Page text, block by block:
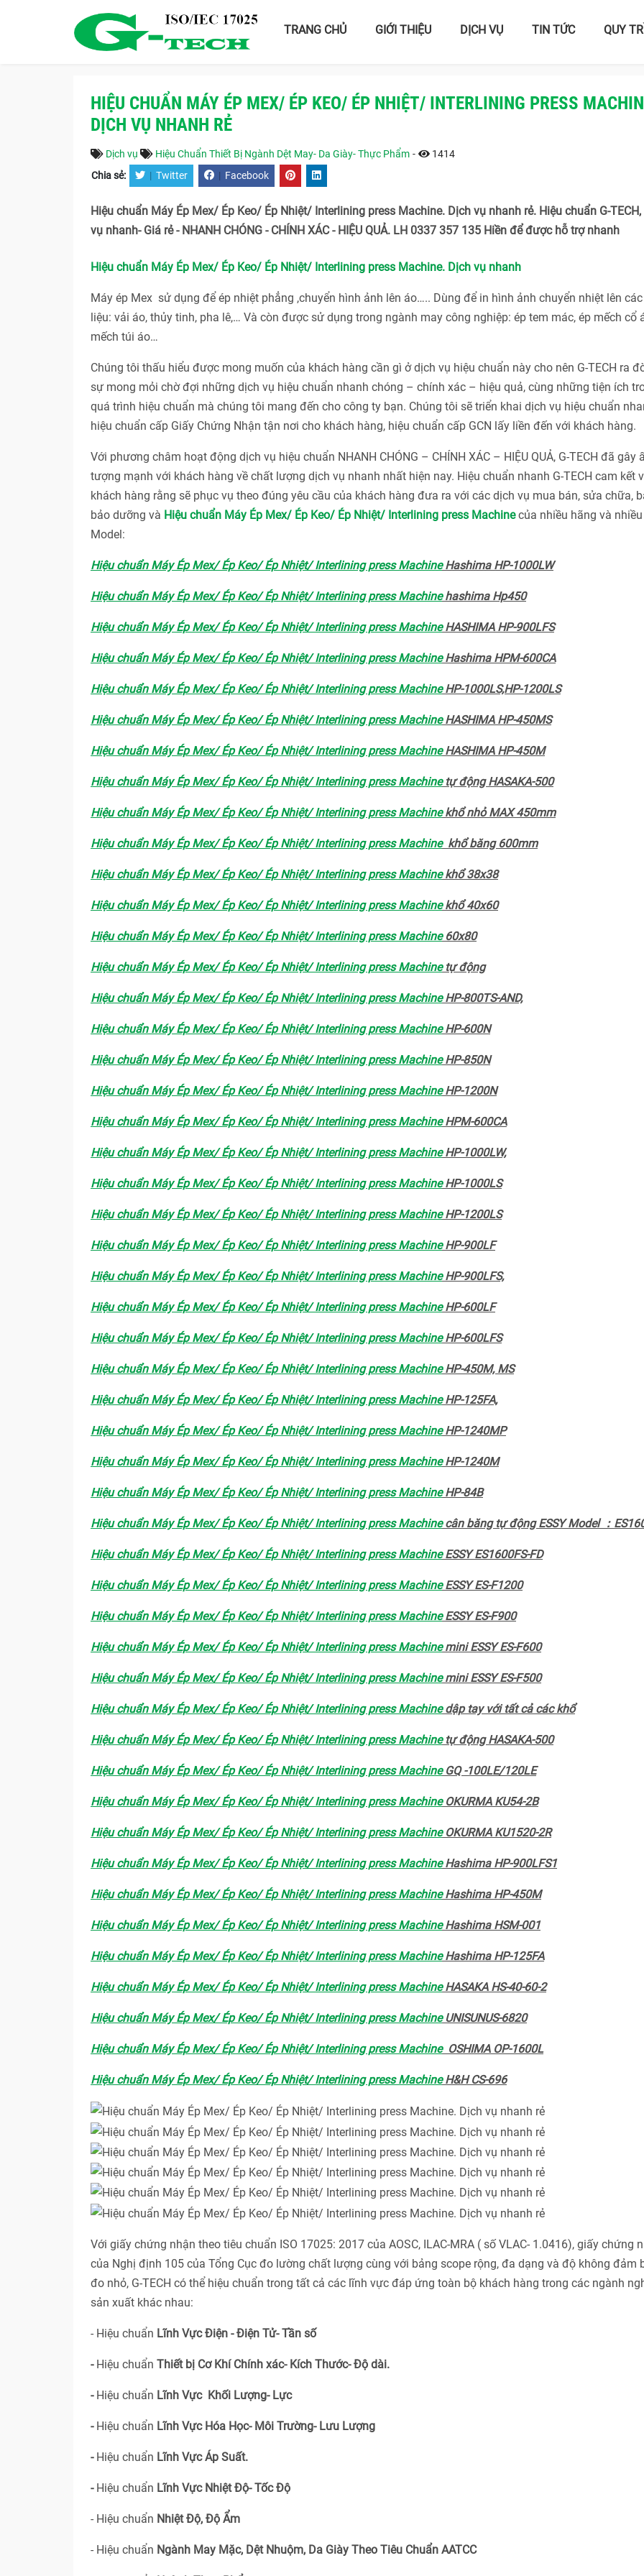
TRANG CHỦ GIỚI THIỆU DỊCH VỤ TIN TỨC QUY
HIỆU CHUẨN MÁY ÉP MEX/ ÉP KEO/ ÉP NHIỆT/ INTERLINING PRESS
DỊCH VỤ NHANH RẺ
Dịch vụ Hiệu Chuẩn Thiết Bị Ngành Dệt May- Da Giày- Thực Phẩm - 1414
Chia sẻ: | Twitter | Facebook
Hiệu chuẩn Máy Ép Mex/ Ép Keo/ Ép Nhiệt/ Interlining press Machine. Dịch vụ nhanh rẻ. Hiệu chuẩn G-
vụ nhanh- Giá rẻ - NHANH CHÓNG - CHÍNH XÁC - HIỆU QUẢ. LH 0337 357 135 Hiền để được hỗ trợ nhanh
Hiệu chuẩn Máy Ép Mex/ Ép Keo/ Ép Nhiệt/ Interlining press Machine. Dịch vụ nhanh
Máy ép Mex sử dụng để ép nhiệt phẳng ,chuyển hình ảnh lên áo….. Dùng để in hình ảnh chuyển nhiệt lên
liệu: vải áo, thủy tinh, pha lê,… Và còn được sử dụng trong ngành may công nghiệp: ép tem mác, ép mếch cổ
mếch túi áo…
Chúng tôi thấu hiểu được mong muốn của khách hàng cần gì ở dịch vụ hiệu chuẩn này cho nên G-TECH ra
sự mong mỏi chờ đợi những dịch vụ hiệu chuẩn nhanh chóng – chính xác – hiệu quả, cùng những tiện ích
quá trình hiệu chuẩn mà chúng tôi mang đến cho công ty bạn. Chúng tôi sẽ triển khai dịch vụ hiệu chuẩn
hiệu chuẩn cấp Giấy Chứng Nhận tận nơi cho khách hàng, hiệu chuẩn cấp GCN lấy liền đến với khách hàng.
Với phương châm hoạt động dịch vụ hiệu chuẩn NHANH CHÓNG – CHÍNH XÁC – HIỆU QUẢ, G-TECH đã gây
tượng mạnh với khách hàng về chất lượng dịch vụ nhanh nhất hiện nay. Hiệu chuẩn nhanh G-TECH cam kết
khách hàng rằng sẽ phục vụ theo đúng yêu cầu của khách hàng đưa ra với các dịch vụ mua bán, sửa chữa,
bảo dưỡng và Hiệu chuẩn Máy Ép Mex/ Ép Keo/ Ép Nhiệt/ Interlining press Machinecủa nhiều hãng và nhiều
Model:
Hiệu chuẩn Máy Ép Mex/ Ép Keo/ Ép Nhiệt/ Interlining press MachineHashima HP-1000LW
Hiệu chuẩn Máy Ép Mex/ Ép Keo/ Ép Nhiệt/ Interlining press Machinehashima Hp450
Hiệu chuẩn Máy Ép Mex/ Ép Keo/ Ép Nhiệt/ Interlining press MachineHASHIMA HP-900LFS
Hiệu chuẩn Máy Ép Mex/ Ép Keo/ Ép Nhiệt/ Interlining press MachineHashima HPM-600CA
Hiệu chuẩn Máy Ép Mex/ Ép Keo/ Ép Nhiệt/ Interlining press MachineHP-1000LS,HP-1200LS
Hiệu chuẩn Máy Ép Mex/ Ép Keo/ Ép Nhiệt/ Interlining press MachineHASHIMA HP-450MS
Hiệu chuẩn Máy Ép Mex/ Ép Keo/ Ép Nhiệt/ Interlining press MachineHASHIMA HP-450M
Hiệu chuẩn Máy Ép Mex/ Ép Keo/ Ép Nhiệt/ Interlining press Machinetự động HASAKA-500
Hiệu chuẩn Máy Ép Mex/ Ép Keo/ Ép Nhiệt/ Interlining press Machinekhổ nhỏ MAX 450mm
Hiệu chuẩn Máy Ép Mex/ Ép Keo/ Ép Nhiệt/ Interlining press Machinekhổ băng 600mm
Hiệu chuẩn Máy Ép Mex/ Ép Keo/ Ép Nhiệt/ Interlining press Machinekhổ 38x38
Hiệu chuẩn Máy Ép Mex/ Ép Keo/ Ép Nhiệt/ Interlining press Machinekhổ 40x60
Hiệu chuẩn Máy Ép Mex/ Ép Keo/ Ép Nhiệt/ Interlining press Machine60x80
Hiệu chuẩn Máy Ép Mex/ Ép Keo/ Ép Nhiệt/ Interlining press Machinetự động
Hiệu chuẩn Máy Ép Mex/ Ép Keo/ Ép Nhiệt/ Interlining press MachineHP-800TS-AND,
Hiệu chuẩn Máy Ép Mex/ Ép Keo/ Ép Nhiệt/ Interlining press MachineHP-600N
Hiệu chuẩn Máy Ép Mex/ Ép Keo/ Ép Nhiệt/ Interlining press MachineHP-850N
Hiệu chuẩn Máy Ép Mex/ Ép Keo/ Ép Nhiệt/ Interlining press MachineHP-1200N
Hiệu chuẩn Máy Ép Mex/ Ép Keo/ Ép Nhiệt/ Interlining press MachineHPM-600CA
Hiệu chuẩn Máy Ép Mex/ Ép Keo/ Ép Nhiệt/ Interlining press MachineHP-1000LW,
Hiệu chuẩn Máy Ép Mex/ Ép Keo/ Ép Nhiệt/ Interlining press MachineHP-1000LS
Hiệu chuẩn Máy Ép Mex/ Ép Keo/ Ép Nhiệt/ Interlining press MachineHP-1200LS
Hiệu chuẩn Máy Ép Mex/ Ép Keo/ Ép Nhiệt/ Interlining press MachineHP-900LF
Hiệu chuẩn Máy Ép Mex/ Ép Keo/ Ép Nhiệt/ Interlining press MachineHP-900LFS,
Hiệu chuẩn Máy Ép Mex/ Ép Keo/ Ép Nhiệt/ Interlining press MachineHP-600LF
Hiệu chuẩn Máy Ép Mex/ Ép Keo/ Ép Nhiệt/ Interlining press MachineHP-600LFS
Hiệu chuẩn Máy Ép Mex/ Ép Keo/ Ép Nhiệt/ Interlining press MachineHP-450M, MS
Hiệu chuẩn Máy Ép Mex/ Ép Keo/ Ép Nhiệt/ Interlining press MachineHP-125FA,
Hiệu chuẩn Máy Ép Mex/ Ép Keo/ Ép Nhiệt/ Interlining press MachineHP-1240MP
Hiệu chuẩn Máy Ép Mex/ Ép Keo/ Ép Nhiệt/ Interlining press MachineHP-1240M
Hiệu chuẩn Máy Ép Mex/ Ép Keo/ Ép Nhiệt/ Interlining press MachineHP-84B
Hiệu chuẩn Máy Ép Mex/ Ép Keo/ Ép Nhiệt/ Interlining press Machinecân băng tự động ESSY Model ：
Hiệu chuẩn Máy Ép Mex/ Ép Keo/ Ép Nhiệt/ Interlining press MachineESSY ES1600FS-FD
Hiệu chuẩn Máy Ép Mex/ Ép Keo/ Ép Nhiệt/ Interlining press MachineESSY ES-F1200
Hiệu chuẩn Máy Ép Mex/ Ép Keo/ Ép Nhiệt/ Interlining press MachineESSY ES-F900
Hiệu chuẩn Máy Ép Mex/ Ép Keo/ Ép Nhiệt/ Interlining press Machinemini ESSY ES-F600
Hiệu chuẩn Máy Ép Mex/ Ép Keo/ Ép Nhiệt/ Interlining press Machinemini ESSY ES-F500
Hiệu chuẩn Máy Ép Mex/ Ép Keo/ Ép Nhiệt/ Interlining press Machinedập tay với tất cả các khổ
Hiệu chuẩn Máy Ép Mex/ Ép Keo/ Ép Nhiệt/ Interlining press Machinetự động HASAKA-500
Hiệu chuẩn Máy Ép Mex/ Ép Keo/ Ép Nhiệt/ Interlining press MachineGQ -100LE/120LE
Hiệu chuẩn Máy Ép Mex/ Ép Keo/ Ép Nhiệt/ Interlining press MachineOKURMA KU54-2B
Hiệu chuẩn Máy Ép Mex/ Ép Keo/ Ép Nhiệt/ Interlining press MachineOKURMA KU1520-2R
Hiệu chuẩn Máy Ép Mex/ Ép Keo/ Ép Nhiệt/ Interlining press MachineHashima HP-900LFS1
Hiệu chuẩn Máy Ép Mex/ Ép Keo/ Ép Nhiệt/ Interlining press MachineHashima HP-450M
Hiệu chuẩn Máy Ép Mex/ Ép Keo/ Ép Nhiệt/ Interlining press MachineHashima HSM-001
Hiệu chuẩn Máy Ép Mex/ Ép Keo/ Ép Nhiệt/ Interlining press MachineHashima HP-125FA
Hiệu chuẩn Máy Ép Mex/ Ép Keo/ Ép Nhiệt/ Interlining press MachineHASAKA HS-40-60-2
Hiệu chuẩn Máy Ép Mex/ Ép Keo/ Ép Nhiệt/ Interlining press MachineUNISUNUS-6820
Hiệu chuẩn Máy Ép Mex/ Ép Keo/ Ép Nhiệt/ Interlining press MachineOSHIMA OP-1600L
Hiệu chuẩn Máy Ép Mex/ Ép Keo/ Ép Nhiệt/ Interlining press MachineH&H CS-696
Với giấy chứng nhận theo tiêu chuẩn ISO 17025: 2017 của AOSC, ILAC-MRA ( số VLAC- 1.0416), giấy chứng
của Nghị định 105 của Tổng Cục đo lường chất lượng cùng với bảng scope rộng, đa dạng và độ không đảm
đo nhỏ, G-TECH có thể hiệu chuẩn trong tất cả các lĩnh vực đáp ứng toàn bộ khách hàng trong các ngành
sản xuất khác nhau:
- Hiệu chuẩn Lĩnh Vực Điện - Điện Tử- Tần số
- Hiệu chuẩn Thiết bị Cơ Khí Chính xác- Kích Thước- Độ dài.
- Hiệu chuẩn Lĩnh Vực Khối Lượng- Lực
- Hiệu chuẩn Lĩnh Vực Hóa Học- Môi Trường- Lưu Lượng
- Hiệu chuẩn Lĩnh Vực Áp Suất.
-Hiệu chuẩn Lĩnh Vực Nhiệt Độ- Tốc Độ
- Hiệu chuẩn Nhiệt Độ, Độ Ẩm
- Hiệu chuẩn Ngành May Mặc, Dệt Nhuộm, Da Giày Theo Tiêu Chuẩn AATCC